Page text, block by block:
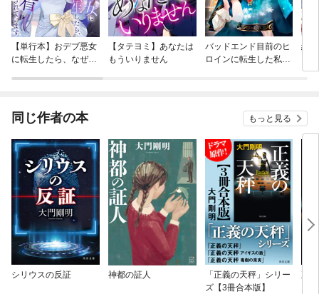
【単行本】おデブ悪女
に転生したら、なぜか
【タテヨミ】あなたは
もういりません
バッドエンド目前のヒ
ロインに転生した私、
結
同じ作者の本 もっと見る
シリウスの反証 神都の証人
「正義の天秤」シリー
ズ【3冊合本版】
正